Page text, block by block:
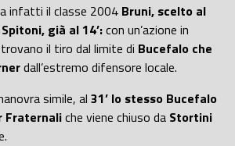
infatti il classe 2004 Bruni, scelto al
già al 14’:con un’azione in
il tiro dal limite di Bucefalo che
dall’estremo difensore locale.
simile, al 31’ lo stesso Bucefalo
Fraternaliche viene chiuso da Stortini